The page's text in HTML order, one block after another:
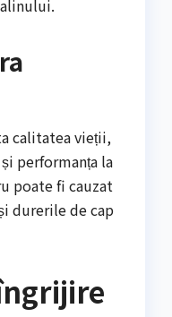
calitatea vieții,
performanța la
poate fi cauzat
durerile de cap